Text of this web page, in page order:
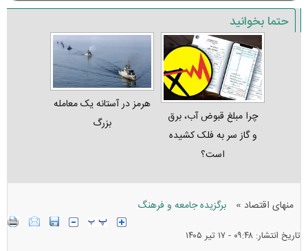
حتما بخوانید
چرا مبلغ قبوض آب، برق
و گاز سر به فلک کشیده
است؟
هرمز در آستانه یک معامله
بزرگ
منهای اقتصاد » برگزیده جامعه و فرهنگ
تاریخ انتشار: ۰۹:۴۸ - ۱۷ تير ۱۴۰۵